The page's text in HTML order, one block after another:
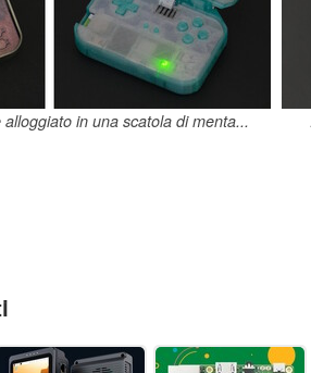
in una scatola di menta...